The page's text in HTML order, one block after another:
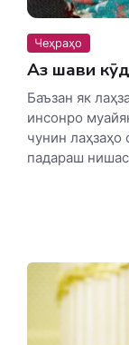
Чеҳраҳо
Аз шавқи
Баъзан як
инсонро
чунин
падараш